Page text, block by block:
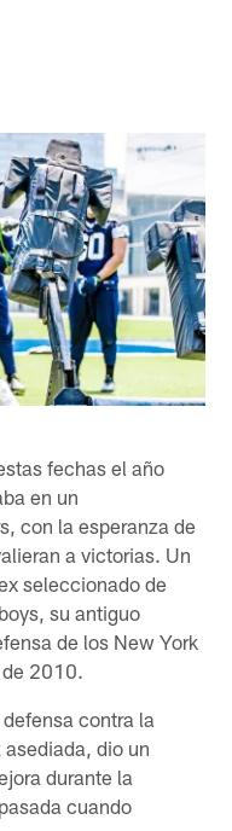
fechas el año
en un
con la esperanza de
a victorias. Un
seleccionado de
su antiguo
de los New York
2010.
contra la
dio un
durante la
cuando